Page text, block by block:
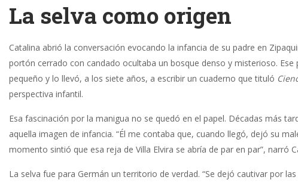
La selva como origen
Catalina abrió la conversación evocando la infancia de su padre en
portón cerrado con candado ocultaba un bosque denso y misterioso.
pequeño y lo llevó, a los siete años, a escribir un cuaderno que tituló
perspectiva infantil.
Esa fascinación por la manigua no se quedó en el papel. Décadas más
aquella imagen de infancia. “Él me contaba que, cuando llegó, dejó su
momento sintió que esa reja de Villa Elvira se abría de par en par”, narró
La selva fue para Germán un territorio de verdad. “Se dejó cautivar por